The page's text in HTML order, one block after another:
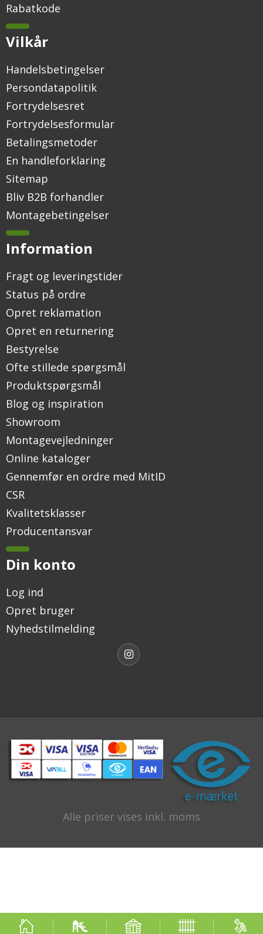
Rabatkode
Vilkår
Handelsbetingelser
Persondatapolitik
Fortrydelsesret
Fortrydelsesformular
Betalingsmetoder
En handleforklaring
Sitemap
Bliv B2B forhandler
Montagebetingelser
Information
Fragt og leveringstider
Status på ordre
Opret reklamation
Opret en returnering
Bestyrelse
Ofte stillede spørgsmål
Produktspørgsmål
Blog og inspiration
Showroom
Montagevejledninger
Online kataloger
Gennemfør en ordre med MitID
CSR
Kvalitetsklasser
Producentansvar
Din konto
Log ind
Opret bruger
Nyhedstilmelding
Alle priser vises inkl. moms